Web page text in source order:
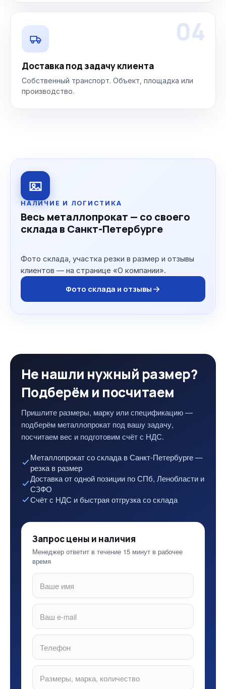
04
Доставка под задачу клиента
Собственный транспорт. Объект, площадка или
производство.
НАЛИЧИЕ И ЛОГИСТИКА
Весь металлопрокат — со своего
склада в Санкт-Петербурге
Фото склада, участка резки в размер и отзывы
клиентов — на странице «О компании».
Фото склада и отзывы
Не нашли нужный размер?
Подберём и посчитаем
Пришлите размеры, марку или спецификацию —
подберём металлопрокат под вашу задачу,
посчитаем вес и подготовим счёт с НДС.
Металлопрокат со склада в Санкт-Петербурге —
резка в размер
Доставка от одной позиции по СПб, Ленобласти и
СЗФО
Счёт с НДС и быстрая отгрузка со склада
Запрос цены и наличия
Менеджер ответит в течение 15 минут в рабочее
время